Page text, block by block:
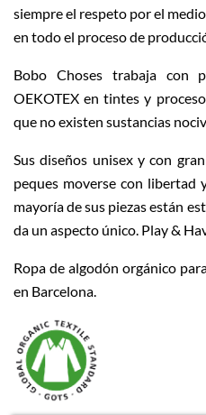
siempre el respeto por el
en todo el proceso de
Bobo Choses trabaja con
OEKOTEX en tintes y
que no existen sustancias
Sus diseños unisex y con
peques moverse con libertad
mayoría de sus piezas están
da un aspecto único. Play &
Ropa de algodón orgánico
en Barcelona.